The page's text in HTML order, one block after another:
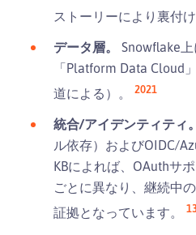
ストーリーにより裏付
データ層。
Snowflake
「Platform Data Cloud
道による）。 2021
統合/アイデンティティ。
ル依存）およびOIDC/
KBによれば、OAuthサ
ごとに異なり、継続中
証拠となっています。